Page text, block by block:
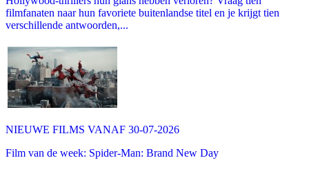
filmfanaten naar hun favoriete buitenlandse titel en je krijgt tien
verschillende antwoorden,...
NIEUWE FILMS VANAF 30-07-2026
Film van de week: Spider-Man: Brand New Day